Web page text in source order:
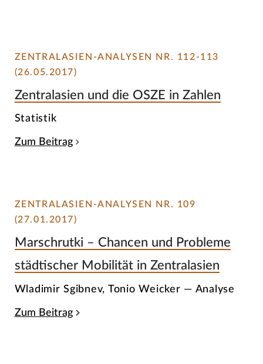
ZENTRALASIEN-ANALYSEN NR. 112-113
(26.05.2017)
Zentralasien und die OSZE in Zahlen
Statistik
Zum Beitrag
ZENTRALASIEN-ANALYSEN NR. 109
(27.01.2017)
Marschrutki – Chancen und Probleme
städtischer Mobilität in Zentralasien
Wladimir Sgibnev, Tonio Weicker — Analyse
Zum Beitrag